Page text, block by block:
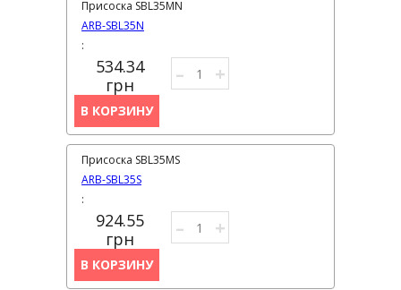
ARB-SBL35N
Присоска SBL35MN
534.34
грн
:
– +
В КОРЗИНУ
ARB-SBL35S
Присоска SBL35MS
924.55
грн
:
– +
В КОРЗИНУ